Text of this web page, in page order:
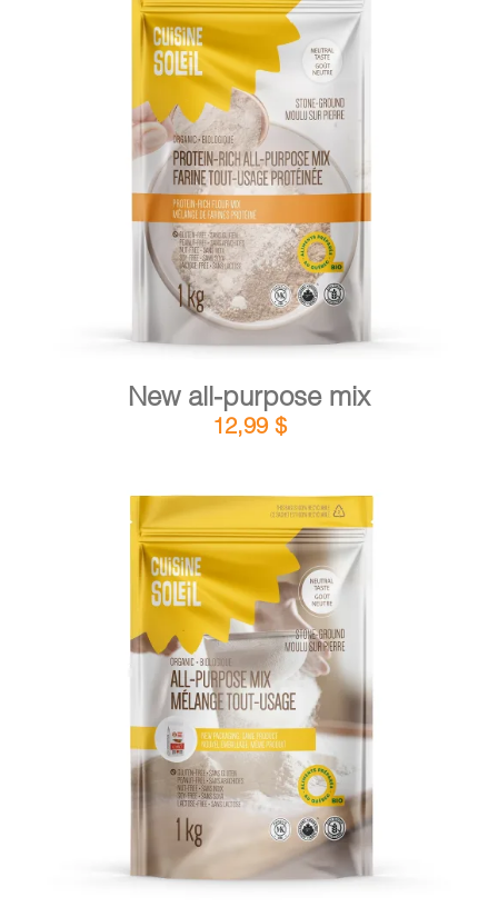
CART
FR
ADD TO CART / DETAILS
New all-purpose mix
12,99 $
ADD TO CART / DETAILS